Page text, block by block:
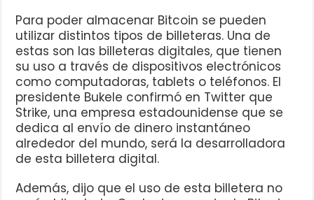
Para poder almacenar Bitcoin se pueden
utilizar distintos tipos de billeteras. Una de
estas son las billeteras digitales, que tienen
su uso a través de dispositivos electrónicos
como computadoras, tablets o teléfonos. El
presidente Bukele confirmó en Twitter que
Strike, una empresa estadounidense que se
dedica al envío de dinero instantáneo
alrededor del mundo, será la desarrolladora
de esta billetera digital.
Además, dijo que el uso de esta billetera no